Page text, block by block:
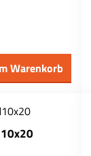
Warenkorb